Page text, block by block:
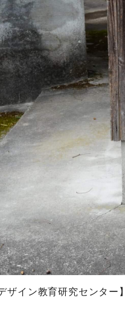
ザイン教育研究センター】